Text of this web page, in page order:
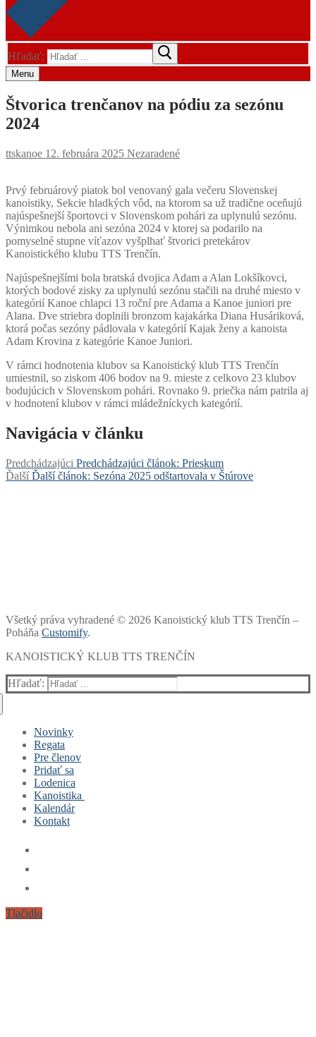
Hľadať:
Menu
Štvorica trenčanov na pódiu za sezónu
2024
ttskanoe 12. februára 2025 Nezaradené
Prvý februárový piatok bol venovaný gala večeru Slovenskej
kanoistiky, Sekcie hladkých vôd, na ktorom sa už tradične oceňujú
najúspešnejší športovci v Slovenskom pohári za uplynulú sezónu.
Výnimkou nebola ani sezóna 2024 v ktorej sa podarilo na
pomyselné stupne víťazov vyšplhať štvorici pretekárov
Kanoistického klubu TTS Trenčín.
Najúspešnejšími bola bratská dvojica Adam a Alan Lokšíkovci,
ktorých bodové zisky za uplynulú sezónu stačili na druhé miesto v
kategórií Kanoe chlapci 13 roční pre Adama a Kanoe juniori pre
Alana. Dve striebra doplnili bronzom kajakárka Diana Husáriková,
ktorá počas sezóny pádlovala v kategórií Kajak ženy a kanoista
Adam Krovina z kategórie Kanoe Juniori.
V rámci hodnotenia klubov sa Kanoistický klub TTS Trenčín
umiestnil, so ziskom 406 bodov na 9. mieste z celkovo 23 klubov
bodujúcich v Slovenskom pohári. Rovnako 9. priečka nám patrila aj
v hodnotení klubov v rámci mládežníckych kategórií.
Navigácia v článku
Predchádzajúci Predchádzajúci článok: Prieskum
Ďalší Ďalší článok: Sezóna 2025 odštartovala v Štúrove
Všetký práva vyhradené © 2026 Kanoistický klub TTS Trenčín –
Poháňa Customify.
KANOISTICKÝ KLUB TTS TRENČÍN
Hľadať:
Novinky
Regata
Pre členov
Pridať sa
Lodenica
Kanoistika
Čo je to kanoistika a ako sa dostala do Trenčína?
Výsledky
Kalendár
Kontakt
Tlačidlo